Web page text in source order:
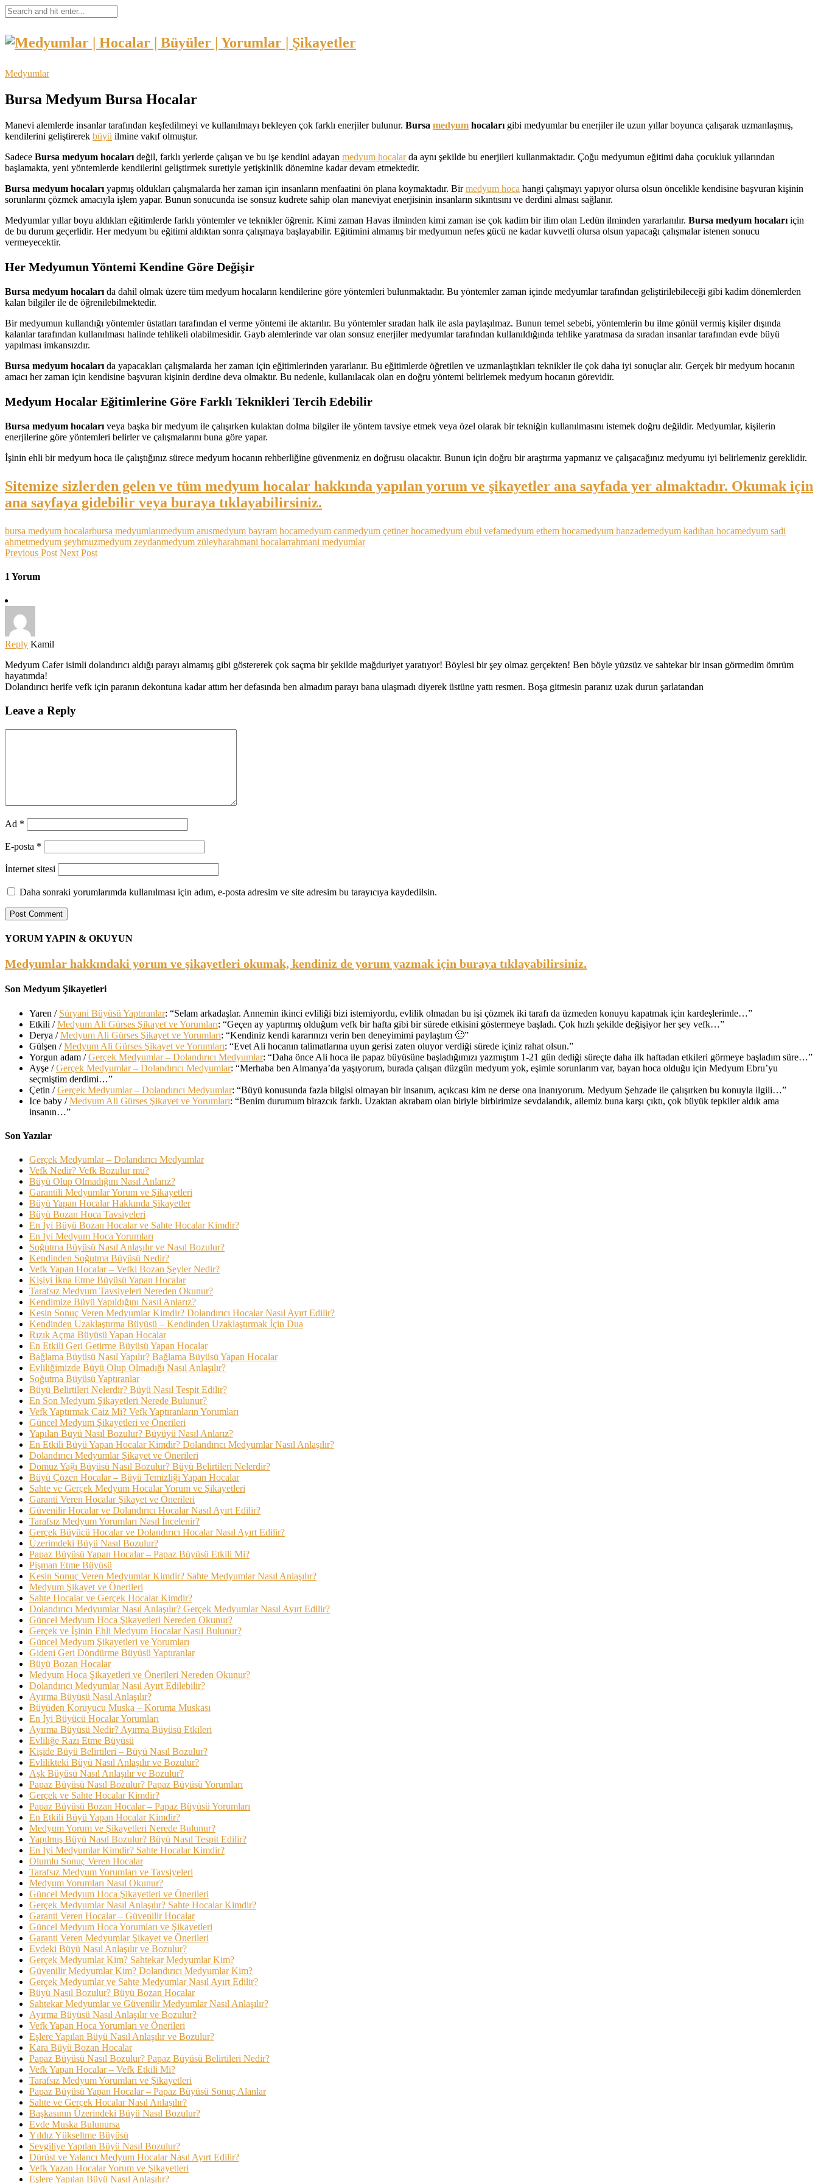
Medyumlar
Bursa Medyum Bursa Hocalar
Manevi alemlerde insanlar tarafından keşfedilmeyi ve kullanılmayı bekleyen çok farklı enerjiler bulunur. Bursa medyum hocaları gibi medyumlar bu enerjiler ile uzun yıllar boyunca çalışarak uzmanlaşmış,
kendilerini geliştirerek büyü ilmine vakıf olmuştur.
Sadece Bursa medyum hocaları değil, farklı yerlerde çalışan ve bu işe kendini adayan medyum hocalarda aynı şekilde bu enerjileri kullanmaktadır. Çoğu medyumun eğitimi daha çocukluk yıllarından
başlamakta, yeni yöntemlerde kendilerini geliştirmek suretiyle yetişkinlik dönemine kadar devam etmektedir.
Bursa medyum hocaları yapmış oldukları çalışmalarda her zaman için insanların menfaatini ön plana koymaktadır. Birmedyum hoca hangi çalışmayı yapıyor olursa olsun öncelikle kendisine başvuran kişinin
sorunlarını çözmek amacıyla işlem yapar. Bunun sonucunda ise sonsuz kudrete sahip olan maneviyat enerjisinin insanların sıkıntısını ve derdini alması sağlanır.
Medyumlar yıllar boyu aldıkları eğitimlerde farklı yöntemler ve teknikler öğrenir. Kimi zaman Havas ilminden kimi zaman ise çok kadim bir ilim olan Ledün ilminden yararlanılır. Bursa medyum hocaları için
de bu durum geçerlidir. Her medyum bu eğitimi aldıktan sonra çalışmaya başlayabilir. Eğitimini almamış bir medyumun nefes gücü ne kadar kuvvetli olursa olsun yapacağı çalışmalar istenen sonucu
vermeyecektir.
Her Medyumun Yöntemi Kendine Göre Değişir
Bursa medyum hocaları da dahil olmak üzere tüm medyum hocaların kendilerine göre yöntemleri bulunmaktadır. Bu yöntemler zaman içinde medyumlar tarafından geliştirilebileceği gibi kadim dönemlerden
kalan bilgiler ile de öğrenilebilmektedir.
Bir medyumun kullandığı yöntemler üstatları tarafından el verme yöntemi ile aktarılır. Bu yöntemler sıradan halk ile asla paylaşılmaz. Bunun temel sebebi, yöntemlerin bu ilme gönül vermiş kişiler dışında
kalanlar tarafından kullanılması halinde tehlikeli olabilmesidir. Gayb alemlerinde var olan sonsuz enerjiler medyumlar tarafından kullanıldığında tehlike yaratmasa da sıradan insanlar tarafından evde büyü
yapılması imkansızdır.
Bursa medyum hocaları da yapacakları çalışmalarda her zaman için eğitimlerinden yararlanır. Bu eğitimlerde öğretilen ve uzmanlaştıkları teknikler ile çok daha iyi sonuçlar alır. Gerçek bir medyum hocanın
amacı her zaman için kendisine başvuran kişinin derdine deva olmaktır. Bu nedenle, kullanılacak olan en doğru yöntemi belirlemek medyum hocanın görevidir.
Medyum Hocalar Eğitimlerine Göre Farklı Teknikleri Tercih Edebilir
Bursa medyum hocaları veya başka bir medyum ile çalışırken kulaktan dolma bilgiler ile yöntem tavsiye etmek veya özel olarak bir tekniğin kullanılmasını istemek doğru değildir. Medyumlar, kişilerin
enerjilerine göre yöntemleri belirler ve çalışmalarını buna göre yapar.
İşinin ehli bir medyum hoca ile çalıştığınız sürece medyum hocanın rehberliğine güvenmeniz en doğrusu olacaktır. Bunun için doğru bir araştırma yapmanız ve çalışacağınız medyumu iyi belirlemeniz gereklidir.
Sitemize sizlerden gelen ve tüm medyum hocalar hakkında yapılan yorum ve şikayetler ana sayfada yer almaktadır. Okumak için
ana sayfaya gidebilir veya buraya tıklayabilirsiniz.
bursa medyum hocalarbursa medyumlarımedyum arusmedyum bayram hocamedyum canmedyum çetiner hocamedyum ebul vefamedyum ethem hocamedyum hanzademedyum kadıhan hocamedyum sadi
ahmetmedyum şeyhmuzmedyum zeydanmedyum züleyharahmani hocalarrahmani medyumlar
Previous Post Next Post
1 Yorum
Reply Kamil
Medyum Cafer isimli dolandırıcı aldığı parayı almamış gibi göstererek çok saçma bir şekilde mağduriyet yaratıyor! Böylesi bir şey olmaz gerçekten! Ben böyle yüzsüz ve sahtekar bir insan görmedim ömrüm
hayatımda!
Dolandırıcı herife vefk için paranın dekontuna kadar attım her defasında ben almadım parayı bana ulaşmadı diyerek üstüne yattı resmen. Boşa gitmesin paranız uzak durun şarlatandan
Leave a Reply
Ad *
E-posta *
İnternet sitesi
Daha sonraki yorumlarımda kullanılması için adım, e-posta adresim ve site adresim bu tarayıcıya kaydedilsin.
YORUM YAPIN & OKUYUN
Medyumlar hakkındaki yorum ve şikayetleri okumak, kendiniz de yorum yazmak için buraya tıklayabilirsiniz.
Son Medyum Şikayetleri
Yaren / Süryani Büyüsü Yaptıranlar: “Selam arkadaşlar. Annemin ikinci evliliği bizi istemiyordu, evlilik olmadan bu işi çözmek iki tarafı da üzmeden konuyu kapatmak için kardeşlerimle…”
Etkili /Medyum Ali Gürses Şikayet ve Yorumları: “Geçen ay yaptırmış olduğum vefk bir hafta gibi bir sürede etkisini göstermeye başladı. Çok hızlı şekilde değişiyor her şey vefk…”
Derya /Medyum Ali Gürses Şikayet ve Yorumları: “Kendiniz kendi kararınızı verin ben deneyimimi paylaştım 🙂”
Gülşen /Medyum Ali Gürses Şikayet ve Yorumları: “Evet Ali hocanın talimatlarına uyun gerisi zaten oluyor verdiği sürede içiniz rahat olsun.”
Yorgun adam /Gerçek Medyumlar – Dolandırıcı Medyumlar: “Daha önce Ali hoca ile papaz büyüsüne başladığımızı yazmıştım 1-21 gün dediği süreçte daha ilk haftadan etkileri görmeye başladım süre…”
Ayşe /Gerçek Medyumlar – Dolandırıcı Medyumlar: “Merhaba ben Almanya’da yaşıyorum, burada çalışan düzgün medyum yok, eşimle sorunlarım var, bayan hoca olduğu için Medyum Ebru’yu
seçmiştim derdimi…”
Çetin /Gerçek Medyumlar – Dolandırıcı Medyumlar: “Büyü konusunda fazla bilgisi olmayan bir insanım, açıkcası kim ne derse ona inanıyorum. Medyum Şehzade ile çalışırken bu konuyla ilgili…”
Ice baby /Medyum Ali Gürses Şikayet ve Yorumları: “Benim durumum birazcık farklı. Uzaktan akrabam olan biriyle birbirimize sevdalandık, ailemiz buna karşı çıktı, çok büyük tepkiler aldık ama
insanın…”
Son Yazılar
Gerçek Medyumlar – Dolandırıcı Medyumlar
Vefk Nedir? Vefk Bozulur mu?
Büyü Olup Olmadığını Nasıl Anlarız?
Garantili Medyumlar Yorum ve Şikayetleri
Büyü Yapan Hocalar Hakkında Şikayetler
Büyü Bozan Hoca Tavsiyeleri
En İyi Büyü Bozan Hocalar ve Sahte Hocalar Kimdir?
En İyi Medyum Hoca Yorumları
Soğutma Büyüsü Nasıl Anlaşılır ve Nasıl Bozulur?
Kendinden Soğutma Büyüsü Nedir?
Vefk Yapan Hocalar – Vefki Bozan Şeyler Nedir?
Kişiyi İkna Etme Büyüsü Yapan Hocalar
Tarafsız Medyum Tavsiyeleri Nereden Okunur?
Kendimize Büyü Yapıldığını Nasıl Anlarız?
Kesin Sonuç Veren Medyumlar Kimdir? Dolandırıcı Hocalar Nasıl Ayırt Edilir?
Kendinden Uzaklaştırma Büyüsü – Kendinden Uzaklaştırmak İçin Dua
Rızık Açma Büyüsü Yapan Hocalar
En Etkili Geri Getirme Büyüsü Yapan Hocalar
Bağlama Büyüsü Nasıl Yapılır? Bağlama Büyüsü Yapan Hocalar
Evliliğimizde Büyü Olup Olmadığı Nasıl Anlaşılır?
Soğutma Büyüsü Yaptıranlar
Büyü Belirtileri Nelerdir? Büyü Nasıl Tespit Edilir?
En Son Medyum Şikayetleri Nerede Bulunur?
Vefk Yaptırmak Caiz Mi? Vefk Yaptıranların Yorumları
Güncel Medyum Şikayetleri ve Önerileri
Yapılan Büyü Nasıl Bozulur? Büyüyü Nasıl Anlarız?
En Etkili Büyü Yapan Hocalar Kimdir? Dolandırıcı Medyumlar Nasıl Anlaşılır?
Dolandırıcı Medyumlar Şikayet ve Önerileri
Domuz Yağı Büyüsü Nasıl Bozulur? Büyü Belirtileri Nelerdir?
Büyü Çözen Hocalar – Büyü Temizliği Yapan Hocalar
Sahte ve Gerçek Medyum Hocalar Yorum ve Şikayetleri
Garanti Veren Hocalar Şikayet ve Önerileri
Güvenilir Hocalar ve Dolandırıcı Hocalar Nasıl Ayırt Edilir?
Tarafsız Medyum Yorumları Nasıl İncelenir?
Gerçek Büyücü Hocalar ve Dolandırıcı Hocalar Nasıl Ayırt Edilir?
Üzerimdeki Büyü Nasıl Bozulur?
Papaz Büyüsü Yapan Hocalar – Papaz Büyüsü Etkili Mi?
Pişman Etme Büyüsü
Kesin Sonuç Veren Medyumlar Kimdir? Sahte Medyumlar Nasıl Anlaşılır?
Medyum Şikayet ve Önerileri
Sahte Hocalar ve Gerçek Hocalar Kimdir?
Dolandırıcı Medyumlar Nasıl Anlaşılır? Gerçek Medyumlar Nasıl Ayırt Edilir?
Güncel Medyum Hoca Şikayetleri Nereden Okunur?
Gerçek ve İşinin Ehli Medyum Hocalar Nasıl Bulunur?
Güncel Medyum Şikayetleri ve Yorumları
Gideni Geri Döndürme Büyüsü Yaptıranlar
Büyü Bozan Hocalar
Medyum Hoca Şikayetleri ve Önerileri Nereden Okunur?
Dolandırıcı Medyumlar Nasıl Ayırt Edilebilir?
Ayırma Büyüsü Nasıl Anlaşılır?
Büyüden Koruyucu Muska – Koruma Muskası
En İyi Büyücü Hocalar Yorumları
Ayırma Büyüsü Nedir? Ayırma Büyüsü Etkileri
Evliliğe Razı Etme Büyüsü
Kişide Büyü Belirtileri – Büyü Nasıl Bozulur?
Evlilikteki Büyü Nasıl Anlaşılır ve Bozulur?
Aşk Büyüsü Nasıl Anlaşılır ve Bozulur?
Papaz Büyüsü Nasıl Bozulur? Papaz Büyüsü Yorumları
Gerçek ve Sahte Hocalar Kimdir?
Papaz Büyüsü Bozan Hocalar – Papaz Büyüsü Yorumları
En Etkili Büyü Yapan Hocalar Kimdir?
Medyum Yorum ve Şikayetleri Nerede Bulunur?
Yapılmış Büyü Nasıl Bozulur? Büyü Nasıl Tespit Edilir?
En İyi Medyumlar Kimdir? Sahte Hocalar Kimdir?
Olumlu Sonuç Veren Hocalar
Tarafsız Medyum Yorumları ve Tavsiyeleri
Medyum Yorumları Nasıl Okunur?
Güncel Medyum Hoca Şikayetleri ve Önerileri
Gerçek Medyumlar Nasıl Anlaşılır? Sahte Hocalar Kimdir?
Garanti Veren Hocalar – Güvenilir Hocalar
Güncel Medyum Hoca Yorumları ve Şikayetleri
Garanti Veren Medyumlar Şikayet ve Önerileri
Evdeki Büyü Nasıl Anlaşılır ve Bozulur?
Gerçek Medyumlar Kim? Sahtekar Medyumlar Kim?
Güvenilir Medyumlar Kim? Dolandırıcı Medyumlar Kim?
Gerçek Medyumlar ve Sahte Medyumlar Nasıl Ayırt Edilir?
Büyü Nasıl Bozulur? Büyü Bozan Hocalar
Sahtekar Medyumlar ve Güvenilir Medyumlar Nasıl Anlaşılır?
Ayırma Büyüsü Nasıl Anlaşılır ve Bozulur?
Vefk Yapan Hoca Yorumları ve Önerileri
Eşlere Yapılan Büyü Nasıl Anlaşılır ve Bozulur?
Kara Büyü Bozan Hocalar
Papaz Büyüsü Nasıl Bozulur? Papaz Büyüsü Belirtileri Nedir?
Vefk Yapan Hocalar – Vefk Etkili Mi?
Tarafsız Medyum Yorumları ve Şikayetleri
Papaz Büyüsü Yapan Hocalar – Papaz Büyüsü Sonuç Alanlar
Sahte ve Gerçek Hocalar Nasıl Anlaşılır?
Başkasının Üzerindeki Büyü Nasıl Bozulur?
Evde Muska Bulunursa
Yıldız Yükseltme Büyüsü
Sevgiliye Yapılan Büyü Nasıl Bozulur?
Dürüst ve Yalancı Medyum Hocalar Nasıl Ayırt Edilir?
Vefk Yazan Hocalar Yorum ve Şikayetleri
Eşlere Yapılan Büyü Nasıl Anlaşılır?